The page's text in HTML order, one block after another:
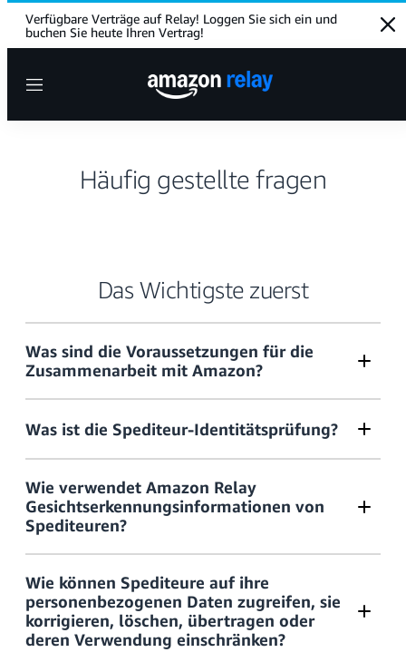
Verfügbare Verträge auf Relay! Loggen Sie sich ein und
buchen Sie heute Ihren Vertrag!
Menu
Häufig gestellte fragen
Das Wichtigste zuerst
Was sind die Voraussetzungen für die
Zusammenarbeit mit Amazon?
Was ist die Spediteur-Identitätsprüfung?
Wie verwendet Amazon Relay
Gesichtserkennungsinformationen von
Spediteuren?
Wie können Spediteure auf ihre
personenbezogenen Daten zugreifen, sie
korrigieren, löschen, übertragen oder
deren Verwendung einschränken?